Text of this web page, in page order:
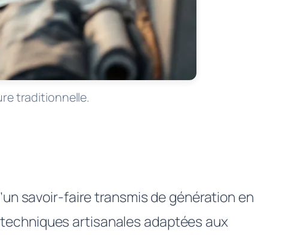
traditionnelle.
savoir-faire transmis de génération en
artisanales adaptées aux